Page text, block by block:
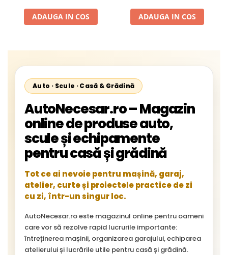
ADAUGA IN COS
Neoplan Euroliner,
Starliner,Centroliner,
ADAUGA IN COS
Auto · Scule · Casă & Grădină
AutoNecesar.ro – Magazin
online de produse auto,
scule și echipamente
pentru casă și grădină
Tot ce ai nevoie pentru mașină, garaj,
atelier, curte și proiectele practice de zi
cu zi, într-un singur loc.
AutoNecesar.ro este magazinul online pentru oameni
care vor să rezolve rapid lucrurile importante:
întreținerea mașinii, organizarea garajului, echiparea
atelierului și lucrările utile pentru casă și grădină.